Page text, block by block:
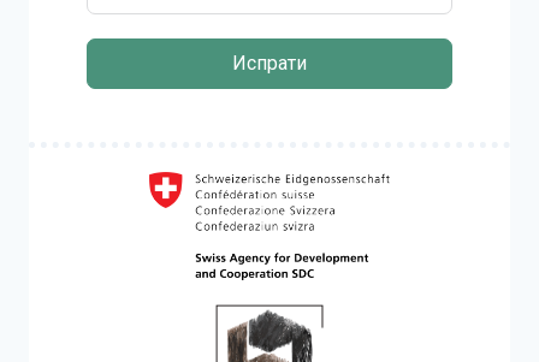
Испрати